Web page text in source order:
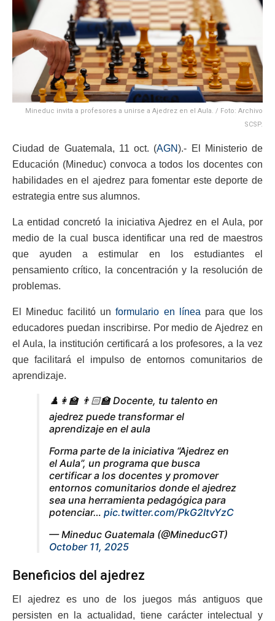
Mineduc invita a profesores a unirse a Ajedrez en el Aula. / Foto: Archivo
SCSP.
Ciudad de Guatemala, 11 oct. (AGN).- El Ministerio de
Educación (Mineduc) convoca a todos los docentes con
habilidades en el ajedrez para fomentar este deporte de
estrategia entre sus alumnos.
La entidad concretó la iniciativa Ajedrez en el Aula, por
medio de la cual busca identificar una red de maestros
que ayuden a estimular en los estudiantes el
pensamiento crítico, la concentración y la resolución de
problemas.
El Mineduc facilitó unformulario en línea para que los
educadores puedan inscribirse. Por medio de Ajedrez en
el Aula, la institución certificará a los profesores, a la vez
que facilitará el impulso de entornos comunitarios de
aprendizaje.
♟️👩‍🏫 👨🏻‍🏫 Docente, tu talento en
ajedrez puede transformar el
aprendizaje en el aula
Forma parte de la iniciativa “Ajedrez en
el Aula”, un programa que busca
certificar a los docentes y promover
entornos comunitarios donde el ajedrez
sea una herramienta pedagógica para
potenciar… pic.twitter.com/PkG2ItvYzC
— Mineduc Guatemala (@MineducGT)
October 11, 2025
Beneficios del ajedrez
El ajedrez es uno de los juegos más antiguos que
persisten en la actualidad, tiene carácter intelectual y